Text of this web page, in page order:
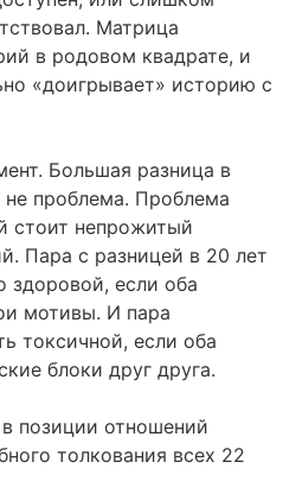
Матрица
в родовом квадрате, и
«доигрывает» историю с
Большая разница в
не проблема. Проблема
стоит непрожитый
Пара с разницей в 20 лет
если оба
мотивы. И пара
токсичной, если оба
блоки друг друга.
позиции отношений
толкования всех 22